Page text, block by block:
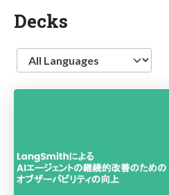
Decks
Language